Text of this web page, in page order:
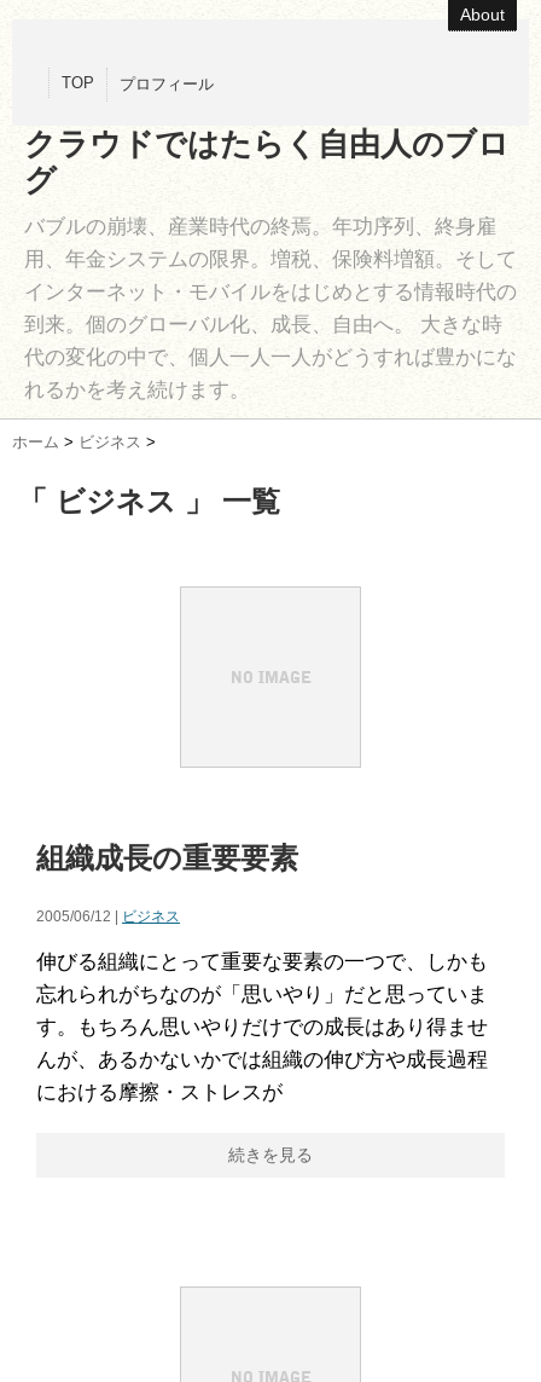
About
TOP プロフィール
クラウドではたらく自由人のブロ
グ
バブルの崩壊、産業時代の終焉。年功序列、終身雇
用、年金システムの限界。増税、保険料増額。そして
インターネット・モバイルをはじめとする情報時代の
到来。個のグローバル化、成長、自由へ。 大きな時
代の変化の中で、個人一人一人がどうすれば豊かにな
れるかを考え続けます。
ホーム > ビジネス >
「 ビジネス 」 一覧
組織成長の重要要素
2005/06/12 | ビジネス
伸びる組織にとって重要な要素の一つで、しかも
忘れられがちなのが「思いやり」だと思っていま
す。もちろん思いやりだけでの成長はあり得ませ
んが、あるかないかでは組織の伸び方や成長過程
における摩擦・ストレスが
続きを見る